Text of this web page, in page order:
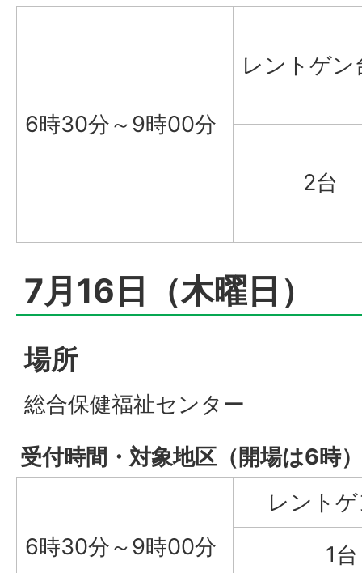
6時30分～9時00分
レントゲン
2台
7月16日（木曜日）
場所
総合保健福祉センター
受付時間・対象地区（開場は6時）
6時30分～9時00分
レント
1台